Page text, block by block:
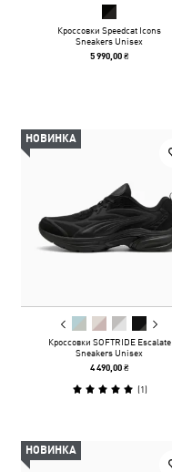
Кроссовки Speedcat Icons
Sneakers Unisex
5 990,00 ₴
НОВИНКА
Кроссовки SOFTRIDE Escalate
Sneakers Unisex
4 490,00 ₴
(1)
НОВИНКА